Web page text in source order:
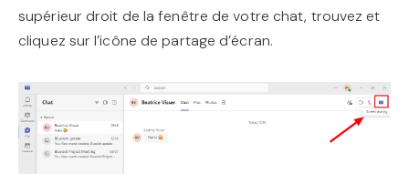
supérieur droit de la fenêtre de votre chat, trouvez et
cliquez sur l’icône de partage d’écran.